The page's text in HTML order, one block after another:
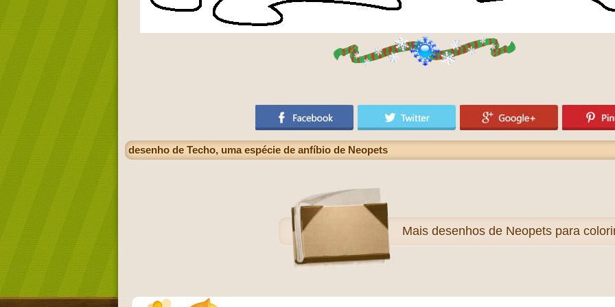
desenho de Techo, uma espécie de anfíbio de Neopets
Mais desenhos de Neopets para